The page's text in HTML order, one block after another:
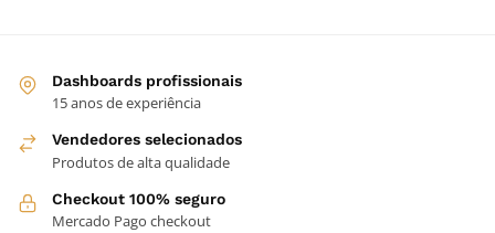
Dashboards profissionais
15 anos de experiência
Vendedores selecionados
Produtos de alta qualidade
Checkout 100% seguro
Mercado Pago checkout